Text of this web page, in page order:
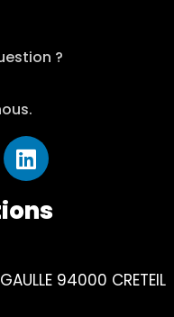
?
94000 CRETEIL